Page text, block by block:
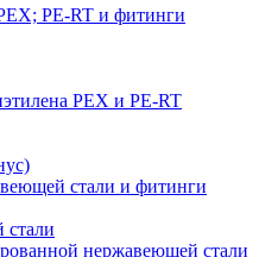
PE-RT и фитинги
PEX и PE-RT
стали и фитинги
нержавеющей стали